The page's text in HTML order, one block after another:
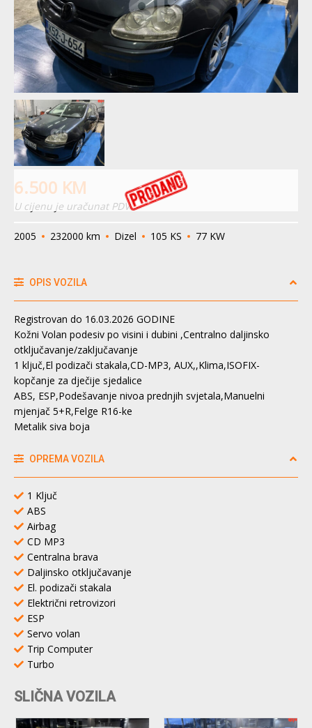
6.500 KM
U cijenu je uračunat PDV
2005 232000 km Dizel 105 KS 77 KW
OPIS VOZILA
Registrovan do 16.03.2026 GODINE
Kožni Volan podesiv po visini i dubini ,Centralno daljinsko
otključavanje/zaključavanje
1 ključ,El podizači stakala,CD-MP3, AUX,,Klima,ISOFIX-
kopčanje za dječije sjedalice
ABS, ESP,Podešavanje nivoa prednjih svjetala,Manuelni
mjenjač 5+R,Felge R16-ke
Metalik siva boja
OPREMA VOZILA
1 Ključ
ABS
Airbag
CD MP3
Centralna brava
Daljinsko otključavanje
El. podizači stakala
Električni retrovizori
ESP
Servo volan
Trip Computer
Turbo
SLIČNA VOZILA